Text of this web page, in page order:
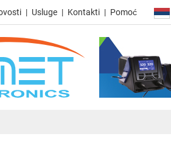
Usluge Kontakti Pomoć